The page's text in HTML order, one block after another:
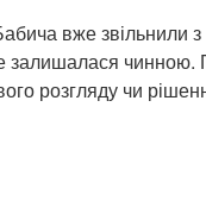
вже звільнили
залишалася чинною.
розгляду чи